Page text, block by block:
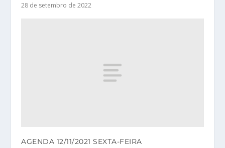
28 de setembro de 2022
AGENDA 12/11/2021 SEXTA-FEIRA